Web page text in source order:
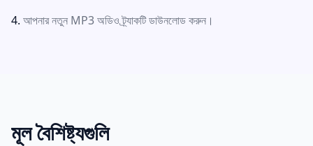
আপনার নতুন MP3 অডিও ট্র্যাকটি ডাউনলোড করুন।
মূল বৈশিষ্ট্যগুলি